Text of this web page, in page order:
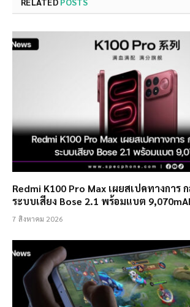
Redmi K100 Pro Max เผยสเปคทางการ
ระบบเสียง Bose 2.1 พร้อมแบต
7 สิงหาคม 2026